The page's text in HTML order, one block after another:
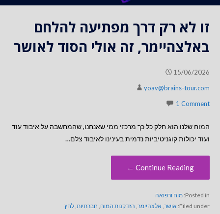
זו לא רק דרך מפתיעה להלחם
באלצהיימר, זה אולי הסוד לאושר
15/06/2026
yoav@brains-tour.com
1 Comment
המוח שלנו הוא חלק כל כך מרכזי ממי שאנחנו, שהמחשבה על איבוד עוד
ועוד יכולות קוגניטיביות נדמית בעינינו לאיבוד צלם…
Continue Reading ←
Posted in: מוח ורפואה
Filed under: אושר, אלצהיימר, הזדקנות המוח, חברתיות,לחץ